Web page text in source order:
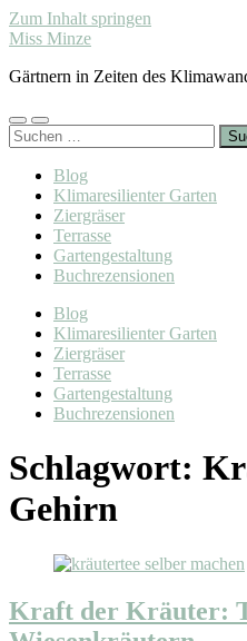
Zum Inhalt springen
Miss Minze
Gärtnern in Zeiten des
Mobile-
Menü
Suchfeld
ein-/ausblenden
Suchen
nach:
Blog
Klimaresilienter Garten
Ziergräser
Terrasse
Gartengestaltung
Buchrezensionen
Blog
Klimaresilienter Garten
Ziergräser
Terrasse
Gartengestaltung
Buchrezensionen
Schlagwort:
Gehirn
Kraft der Kräuter: